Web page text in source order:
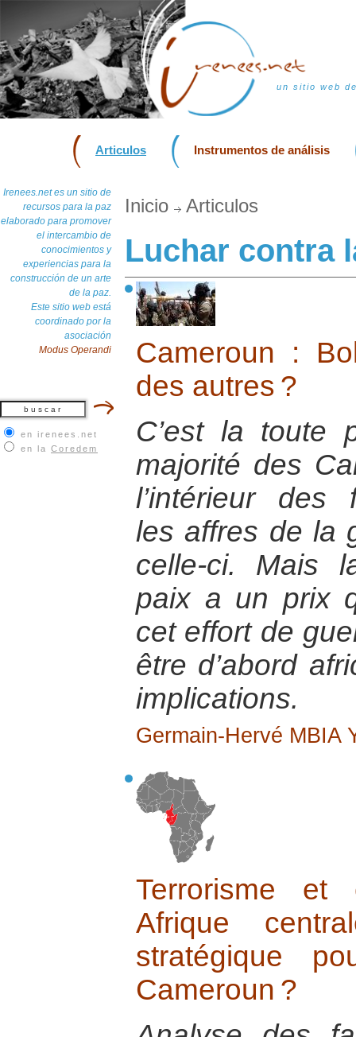
un sitio web
Articulos Instrumentos de análisis
Irenees.net es un sitio de
recursos para la paz
elaborado para promover
el intercambio de
conocimientos y
experiencias para la
construcción de un arte
de la paz.
Este sitio web está
coordinado por la
asociación
Modus Operandi
en irenees.net
en la Coredem
Inicio Articulos
Luchar contra
Cameroun :
des autres ?
C’est la toute
majorité des
l’intérieur des
les affres de la
celle-ci. Mais
paix a un prix
cet effort de
être d’abord
implications.
Germain-Hervé MBIA
Terrorisme et
Afrique
stratégique
Cameroun ?